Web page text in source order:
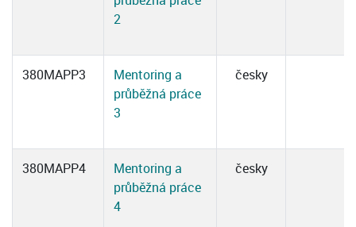
2
380MAPP3
Mentoring a
průběžná práce
3
česky
380MAPP4
Mentoring a
průběžná práce
4
česky